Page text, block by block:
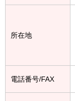
所在地
電話番号/FAX